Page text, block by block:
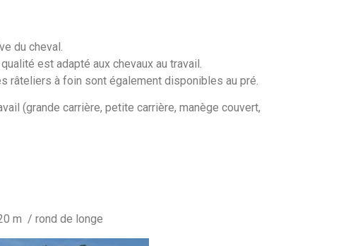
du cheval.
est adapté aux chevaux au travail.
râteliers à foin sont également disponibles au pré.
(grande carrière, petite carrière, manège couvert,
m / rond de longe